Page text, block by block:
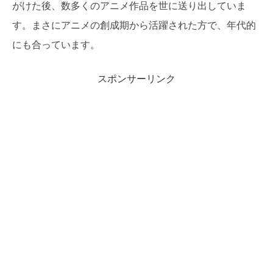
がけた後、数多くのアニメ作品を世に送り出していま
す。まさにアニメの創成期から活躍された方で、年代的
にも合っています。
スポンサーリンク